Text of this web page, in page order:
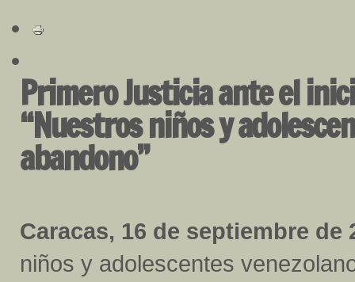
Primero Justicia ante el
“Nuestros niños y
abandono”
Caracas, 16 de septiembre de
niños y adolescentes